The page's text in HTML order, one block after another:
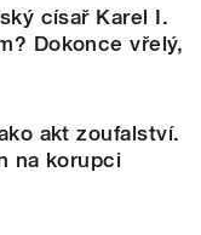
císař Karel I.
Dokonce vřelý,
akt zoufalství.
na korupci